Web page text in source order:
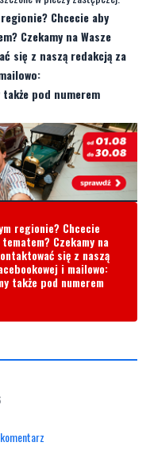
także pod numerem
regionie? Chcecie
Czekamy na
się z naszą
także pod numerem